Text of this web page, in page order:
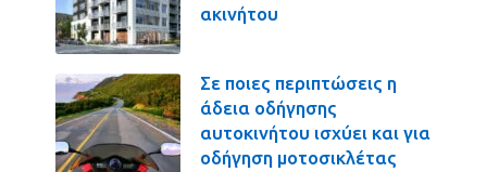
ακινήτου
Σε ποιες περιπτώσεις η
άδεια οδήγησης
αυτοκινήτου ισχύει και για
οδήγηση μοτοσικλέτας